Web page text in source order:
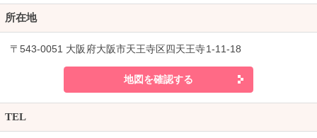
所在地
〒543-0051 大阪府大阪市天王寺区四天王寺1-11-18
地図を確認する
TEL